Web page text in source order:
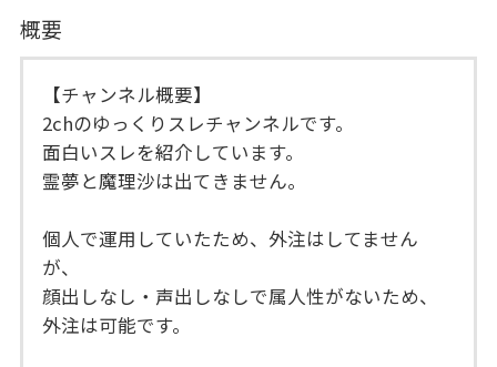
概要
【チャンネル概要】
2chのゆっくりスレチャンネルです。
面白いスレを紹介しています。
霊夢と魔理沙は出てきません。
個人で運用していたため、外注はしてません
が、
顔出しなし・声出しなしで属人性がないため、
外注は可能です。